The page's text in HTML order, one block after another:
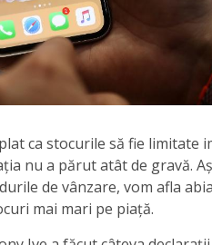
ca stocurile să fie limitate
nu a părut atât de gravă.
de vânzare, vom afla
mai mari pe piață.